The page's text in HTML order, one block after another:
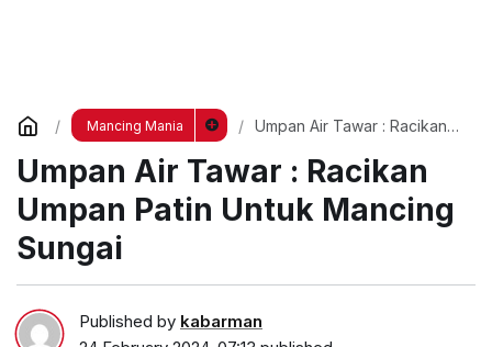
Mancing Mania
Umpan Air Tawar : Racikan
Sungai
Umpan Air Tawar : Racikan
Umpan Patin Untuk Mancing
Sungai
Published by kabarman